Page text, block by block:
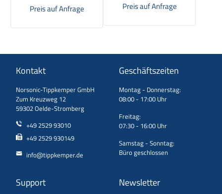
Preis auf Anfrage Preis auf Anfrage
Kontakt
Norsonic-Tippkemper GmbH
Zum Kreuzweg 12
59302 Oelde-Stromberg
+49 2529 93010
+49 2529 930149
info@tippkemper.de
Geschäftszeiten
Montag - Donnerstag:
08:00 - 17:00 Uhr
Freitag:
07:30 - 16:00 Uhr
Samstag - Sonntag:
Büro geschlossen
Support Newsletter